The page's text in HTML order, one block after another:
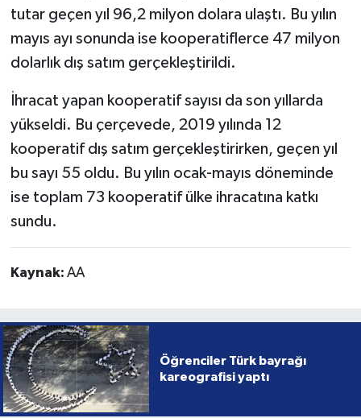
tutar geçen yıl 96,2 milyon dolara ulaştı. Bu yılın
mayıs ayı sonunda ise kooperatiflerce 47 milyon
dolarlık dış satım gerçekleştirildi.
İhracat yapan kooperatif sayısı da son yıllarda
yükseldi. Bu çerçevede, 2019 yılında 12
kooperatif dış satım gerçekleştirirken, geçen yıl
bu sayı 55 oldu. Bu yılın ocak-mayıs döneminde
ise toplam 73 kooperatif ülke ihracatına katkı
sundu.
Kaynak: AA
Öğrenciler Türk bayrağı
kareografisi yaptı